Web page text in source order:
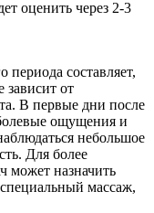
оценить через 2-3
составляет,
зависит от
В первые дни после
ощущения и
небольшое
Для более
может назначить
массаж,